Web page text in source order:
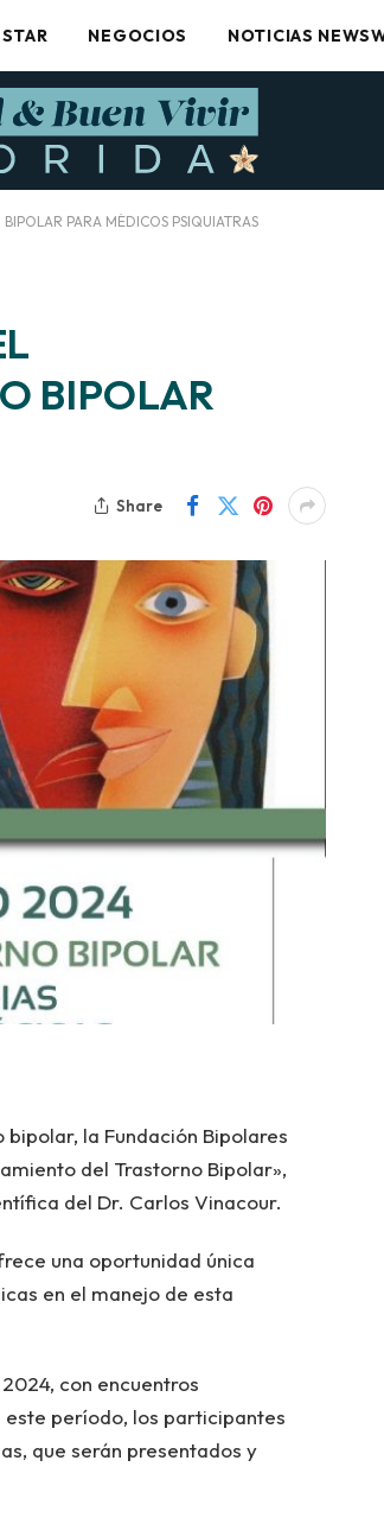
NEGOCIOS NOTICIAS
PARA MÉDICOS PSIQUIATRAS
BIPOLAR
Share
la Fundación Bipolares
del Trastorno Bipolar»,
del Dr. Carlos Vinacour.
una oportunidad única
en el manejo de esta
con encuentros
este período, los participantes
que serán presentados y